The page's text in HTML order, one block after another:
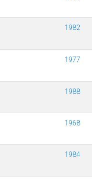
1982
1977
1988
1968
1984